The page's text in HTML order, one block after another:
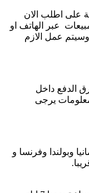
على اطلب الان
عبر الهاتف او
وسيتم عمل الازم
الدفع داخل
يرجى
وبولندا وفرنسا و